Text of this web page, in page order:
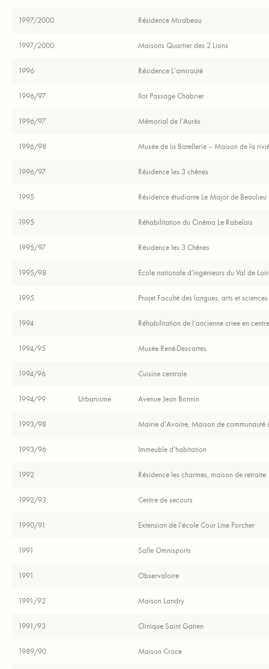
1997/2000 Résidence Mirabeau
1997/2000 Maisons Quartier des 2 Lions
1996 Résidence L’amirauté
1996/97 Ilot Passage Chabrier
1996/97 Mémorial de l’Aurès
1996/98 Musée de la Batellerie – Maison de la
1996/97 Résidence les 3 chênes
1995 Résidence étudiante Le Major de Beaulieu
1995 Réhabilitation du Cinéma Le Rabelais
1995/97 Résidence les 3 Chênes
1995/98 Ecole nationale d’ingénieurs du Val de
1995 Projet Faculté des langues, arts et
1994 Réhabilitation de l’ancienne criee en
1994/95 Musée René-Descartes
1994/96 Cuisine centrale
1994/99 Urbanisme Avenue Jean Bonnin
1993/98 Mairie d’Avoine, Maison de communauté
1993/96 Immeuble d’habitation
1992 Résidence les charmes, maison de retraite
1992/93 Centre de secours
1990/91 Extension de l’école Cour Line Porcher
1991 Salle Omnisports
1991 Observaloire
1991/92 Maison Landry
1991/93 Clinique Saint Gatien
1989/90 Maison Croce